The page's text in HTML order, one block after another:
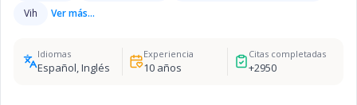
Vih
Ver más...
Idiomas
Español, Inglés
Experiencia
10años
Citas completadas
+2950